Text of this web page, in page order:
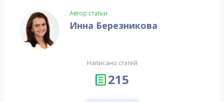
Автор статьи
Инна Березникова
Написано статей
215